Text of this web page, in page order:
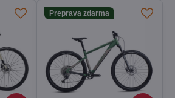
Preprava zdarma